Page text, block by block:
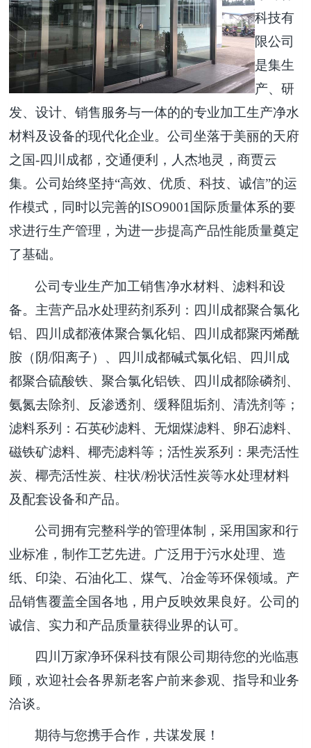
科技有
限公司
是集生
产、研
发、设计、销售服务与一体的的专业加工生产净水
材料及设备的现代化企业。公司坐落于美丽的天府
之国-四川成都，交通便利，人杰地灵，商贾云
集。公司始终坚持“高效、优质、科技、诚信”的运
作模式，同时以完善的ISO9001国际质量体系的要
求进行生产管理，为进一步提高产品性能质量奠定
了基础。
公司专业生产加工销售净水材料、滤料和设
备。主营产品水处理药剂系列：四川成都聚合氯化
铝、 四川成都液体聚合氯化铝、 四川成都聚丙烯酰
胺（阴/阳离子）、 四川成都碱式氯化铝、 四川成
都聚合硫酸铁、聚合氯化铝铁、 四川成都除磷剂、
氨氮去除剂、反渗透剂、缓释阻垢剂、清洗剂等；
滤料系列：石英砂滤料、无烟煤滤料、卵石滤料、
磁铁矿滤料、椰壳滤料等；活性炭系列：果壳活性
炭、椰壳活性炭、柱状/粉状活性炭等水处理材料
及配套设备和产品。
公司拥有完整科学的管理体制，采用国家和行
业标准，制作工艺先进。广泛用于污水处理、造
纸、印染、石油化工、煤气、冶金等环保领域。产
品销售覆盖全国各地，用户反映效果良好。公司的
诚信、实力和产品质量获得业界的认可。
四川万家净环保科技有限公司期待您的光临惠
顾，欢迎社会各界新老客户前来参观、指导和业务
洽谈。
期待与您携手合作，共谋发展！